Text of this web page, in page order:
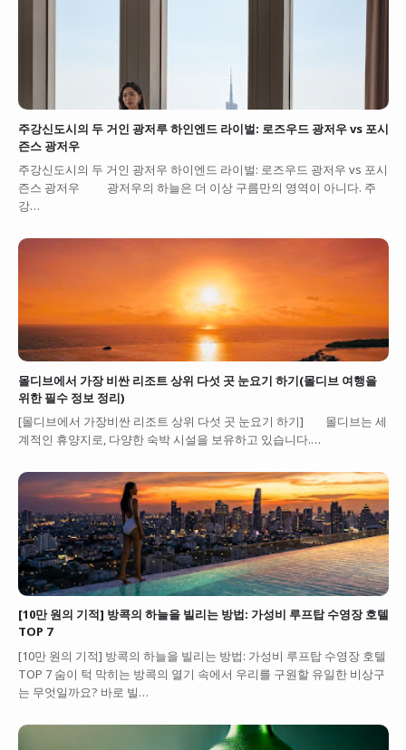
주강신도시의 두 거인 광저루 하인엔드 라이벌: 로즈우드 광저우 vs 포시
즌스 광저우
주강신도시의 두 거인 광저우 하이엔드 라이벌: 로즈우드 광저우 vs 포시
즌스 광저우 광저우의 하늘은 더 이상 구름만의 영역이 아니다. 주
강…
몰디브에서 가장 비싼 리조트 상위 다섯 곳 눈요기 하기(몰디브 여행을
위한 필수 정보 정리)
[몰디브에서 가장비싼 리조트 상위 다섯 곳 눈요기 하기] 몰디브는 세
계적인 휴양지로, 다양한 숙박 시설을 보유하고 있습니다.…
[10만 원의 기적] 방콕의 하늘을 빌리는 방법: 가성비 루프탑 수영장 호텔
TOP 7
[10만 원의 기적] 방콕의 하늘을 빌리는 방법: 가성비 루프탑 수영장 호텔
TOP 7 숨이 턱 막히는 방콕의 열기 속에서 우리를 구원할 유일한 비상구
는 무엇일까요? 바로 빌…